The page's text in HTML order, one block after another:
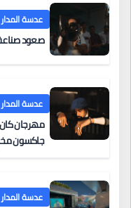
عدسة المدار
صعود
عدسة المدار
جاكسون
عدسة المدار